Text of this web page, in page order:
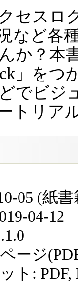
セスロ
など各
か？本
」を
でビジ
トリア
05 (紙書
04-12
ージ
ト: PDF,